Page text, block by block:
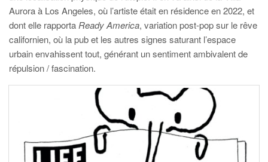
Aurora à Los Angeles, où l’artiste était en résidence en 2022, et
dont elle rapporta Ready America, variation post-pop sur le rêve
californien, où la pub et les autres signes saturant l’espace
urbain envahissent tout, générant un sentiment ambivalent de
répulsion / fascination.